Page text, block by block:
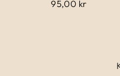
95,00 kr